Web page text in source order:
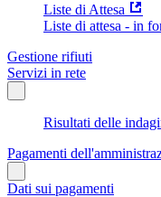
Liste di Attesa
Liste di attesa - in
Gestione rifiuti
Servizi in rete
Risultati delle
Pagamenti
Dati sui pagamenti